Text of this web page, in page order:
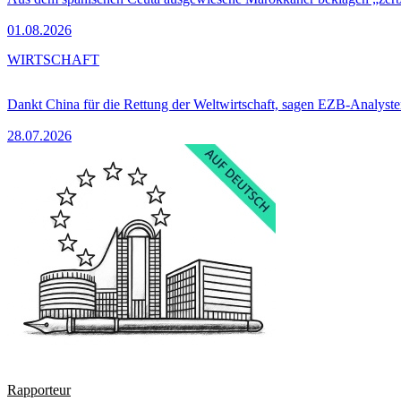
01.08.2026
Dankt China für die Rettung der Weltwirtschaft, sagen EZB-
28.07.2026
WIRTSCHAFT
Rapporteur